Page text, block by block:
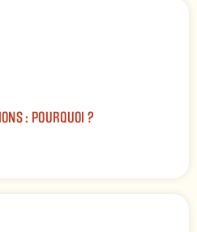
: POURQUOI ?